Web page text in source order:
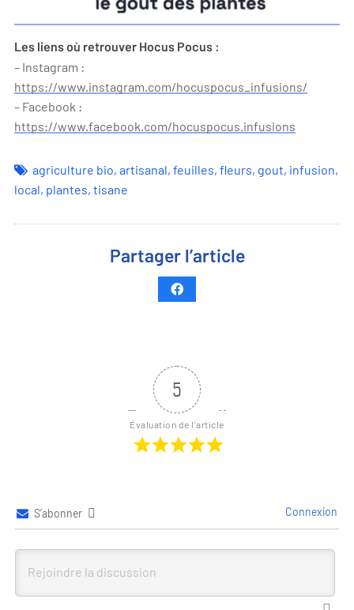
Les liens où retrouver Hocus Pocus :
– Instagram :
https://www.instagram.com/hocuspocus_infusions/
– Facebook :
https://www.facebook.com/hocuspocus.infusions
agriculture bio,artisanal,feuilles,fleurs, gout, infusion,
local, plantes, tisane
Partager l’article
5
Évaluation de l'article
S’abonner Connexion